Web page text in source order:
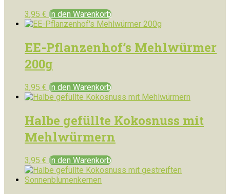
3,95 € In den Warenkorb
EE-Pflanzenhof’s Mehlwürmer
200g
3,95 € In den Warenkorb
Halbe gefüllte Kokosnuss mit
Mehlwürmern
3,95 € In den Warenkorb